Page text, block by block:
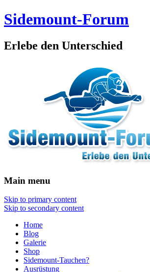
Sidemount-Forum
Erlebe den Unterschied
Main menu
Skip to primary content
Skip to secondary content
Home
Blog
Galerie
Shop
Sidemount-Tauchen?
Ausrüstung